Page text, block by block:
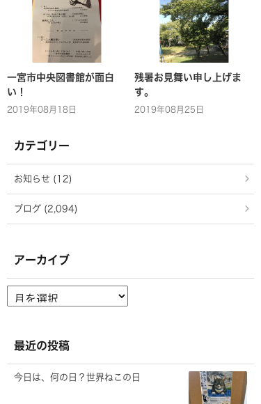
一宮市中央図書館が面白
い！
2019年08月18日
残暑お見舞い申し上げま
す。
2019年08月25日
カテゴリー
お知らせ (12)
ブログ (2,094)
アーカイブ
ー
ブ
最近の投稿
今日は、何の日？世界ねこの日